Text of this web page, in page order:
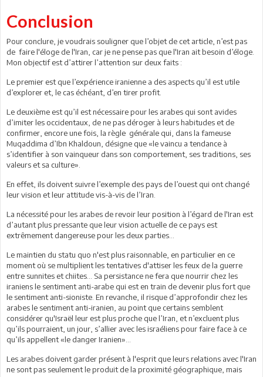
Conclusion
Pour conclure, je voudrais souligner que l’objet de cet article, n’est pas
de faire l'éloge de l'Iran, car je ne pense pas que l'Iran ait besoin d’éloge.
Mon objectif est d’attirer l’attention sur deux faits :
Le premier est que l’expérience iranienne a des aspects qu’il est utile
d’explorer et, le cas échéant, d’en tirer profit.
Le deuxième est qu’il est nécessaire pour les arabes qui sont avides
d’imiter les occidentaux, de ne pas déroger à leurs habitudes et de
confirmer, encore une fois, la règle générale qui, dans la fameuse
Muqaddima d’Ibn Khaldoun, désigne que «le vaincu a tendance à
s’identifier à son vainqueur dans son comportement, ses traditions, ses
valeurs et sa culture».
En effet, ils doivent suivre l’exemple des pays de l’ouest qui ont changé
leur vision et leur attitude vis-à-vis de l’Iran.
La nécessité pour les arabes de revoir leur position à l’égard de l'Iran est
d’autant plus pressante que leur vision actuelle de ce pays est
extrêmement dangereuse pour les deux parties...
Le maintien du statu quo n'est plus raisonnable, en particulier en ce
moment où se multiplient les tentatives d'attiser les feux de la guerre
entre sunnites et chiites... Sa persistance ne fera que nourrir chez les
iraniens le sentiment anti-arabe qui est en train de devenir plus fort que
le sentiment anti-sioniste. En revanche, il risque d’approfondir chez les
arabes le sentiment anti-iranien, au point que certains semblent
considérer qu'Israël leur est plus proche que l’Iran, et n’excluent plus
qu’ils pourraient, un jour, s’allier avec les israéliens pour faire face à ce
qu’ils appellent «le danger Iranien»...
Les arabes doivent garder présent à l'esprit que leurs relations avec l'Iran
ne sont pas seulement le produit de la proximité géographique, mais